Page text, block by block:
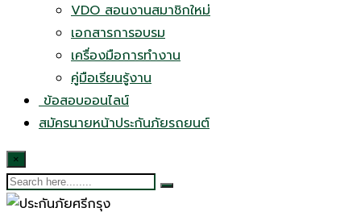
VDO สอนงานสมาชิกใหม่
เอกสารการอบรม
เครื่องมือการทำงาน
คู่มือเรียนรู้งาน
ข้อสอบออนไลน์
สมัครนายหน้าประกันภัยรถยนต์
×